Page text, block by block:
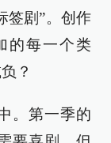
签剧”。创作
的每一个类
？
。第一季的